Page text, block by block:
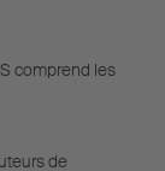
comprend les
de